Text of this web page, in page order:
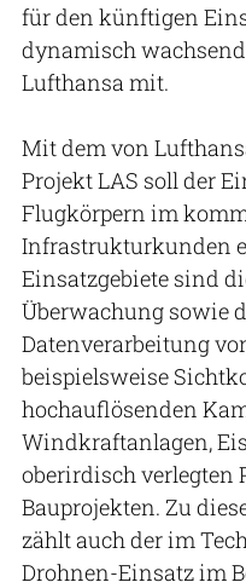
für den künftigen
dynamisch
Lufthansa mit.
Mit dem von
Projekt LAS soll der
Flugkörpern im
Infrastrukturkunden
Einsatzgebiete sind
Überwachung sowie
Datenverarbeitung
beispielsweise
hochauflösenden
Windkraftanlagen,
oberirdisch verlegten
Bauprojekten. Zu
zählt auch der im
Drohnen-Einsatz im